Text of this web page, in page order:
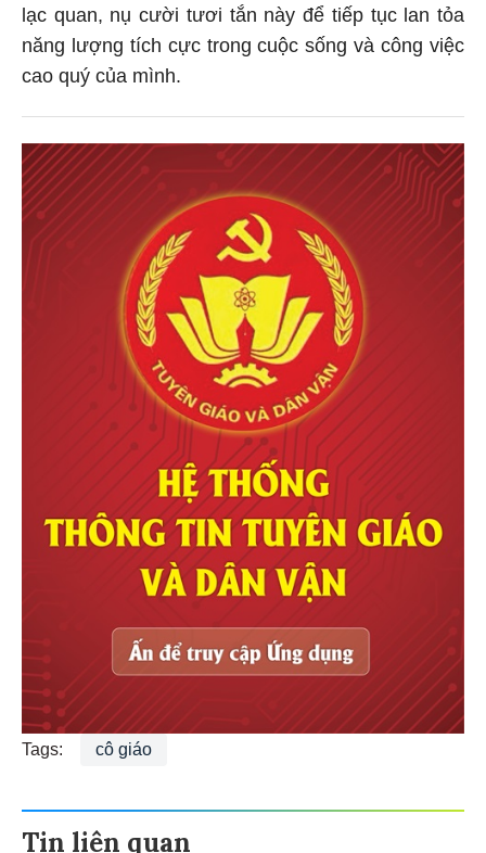
lạc quan, nụ cười tươi tắn này để tiếp tục lan tỏa
năng lượng tích cực trong cuộc sống và công việc
cao quý của mình.
Tags: cô giáo
Tin liên quan